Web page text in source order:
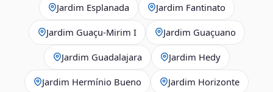
Jardim Esplanada Jardim Fantinato
Jardim Guaçu‑Mirim I Jardim Guaçuano
Jardim Guadalajara Jardim Hedy
Jardim Hermínio Bueno Jardim Horizonte